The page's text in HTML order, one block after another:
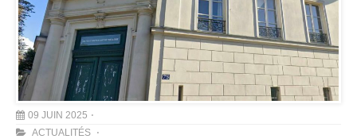
09 JUIN 2025
ACTUALITÉS